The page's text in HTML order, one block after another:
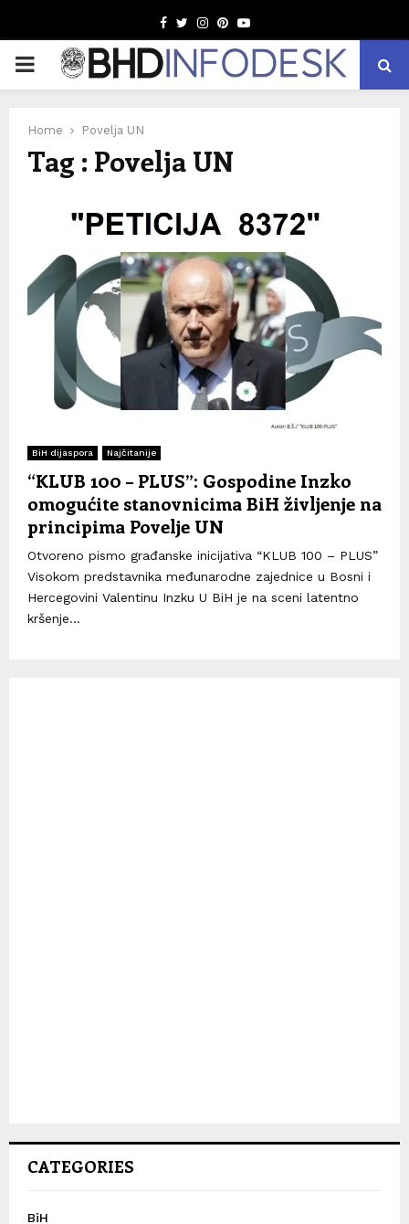
Facebook
TwitterInstagram
Pinterest
Youtube
PRIMARY
Home Povelja UN
Tag : Povelja UN
BiH dijaspora Najčitanije
“KLUB 100 – PLUS”: Gospodine Inzko
omogućite stanovnicima BiH življenje na
principima Povelje UN
Otvoreno pismo građanske inicijativa “KLUB 100 – PLUS”
Visokom predstavnika međunarodne zajednice u Bosni i
Hercegovini Valentinu Inzku U BiH je na sceni latentno
kršenje...
CATEGORIES
BiH